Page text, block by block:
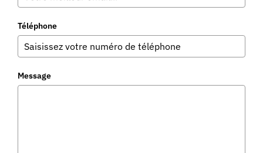
Téléphone
Message